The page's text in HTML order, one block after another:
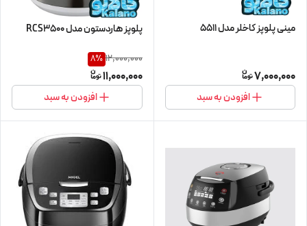
مینی پلوپز کاخلر مدل 5511
7,000,000
افزودن به سبد
پلوپز هاردستون مدل RCS3500
12,000,000
8%
11,000,000
افزودن به سبد